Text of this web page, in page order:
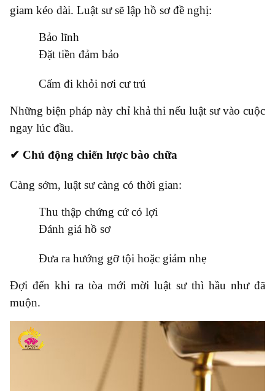
giam kéo dài. Luật sư sẽ lập hồ sơ đề nghị:
Bảo lĩnh
Đặt tiền đảm bảo
Cấm đi khỏi nơi cư trú
Những biện pháp này chỉ khả thi nếu luật sư vào cuộc
ngay lúc đầu.
✔ Chủ động chiến lược bào chữa
Càng sớm, luật sư càng có thời gian:
Thu thập chứng cứ có lợi
Đánh giá hồ sơ
Đưa ra hướng gỡ tội hoặc giảm nhẹ
Đợi đến khi ra tòa mới mời luật sư thì hầu như đã
muộn.